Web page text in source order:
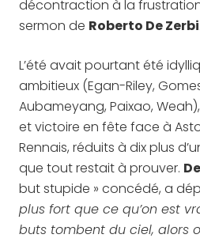
décontraction à la
sermon de Roberto De Zerbi
L’été avait pourtant été
ambitieux (Egan-Riley,
Aubameyang, Paixao,
et victoire en fête face à
Rennais, réduits à dix plus
que tout restait à prouver.
but stupide » concédé, a
plus fort que ce qu’on est
buts tombent du ciel, alors